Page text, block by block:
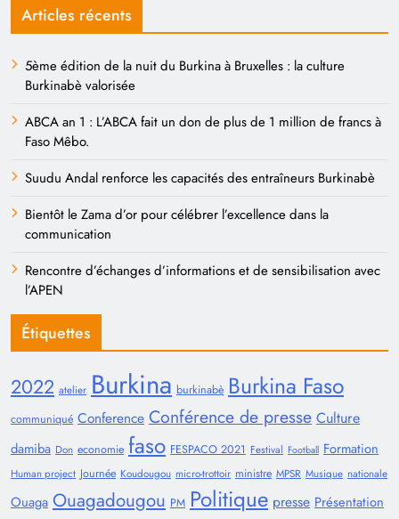
Articles récents
5ème édition de la nuit du Burkina à Bruxelles : la culture
Burkinabè valorisée
ABCA an 1 : L’ABCA fait un don de plus de 1 million de francs à
Faso Mêbo.
Suudu Andal renforce les capacités des entraîneurs Burkinabè
Bientôt le Zama d’or pour célébrer l’excellence dans la
communication
Rencontre d’échanges d’informations et de sensibilisation avec
l’APEN
Étiquettes
2022 atelier Burkina burkinabè Burkina Faso
communiqué Conference Conférence de presse Culture
damiba Don economie faso FESPACO 2021 Festival Football Formation
Human project Journée Koudougou micro-trottoir ministre MPSR Musique nationale
Ouaga Ouagadougou PM Politique presse Présentation